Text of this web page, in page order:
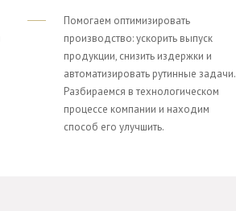
Помогаем оптимизировать
производство: ускорить выпуск
продукции, снизить издержки и
автоматизировать рутинные задачи.
Разбираемся в технологическом
процессе компании и находим
способ его улучшить.